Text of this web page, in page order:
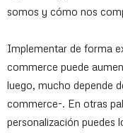
somos y cómo nos
Implementar de forma
commerce puede
luego, mucho depende
commerce-. En otras
personalización puedes